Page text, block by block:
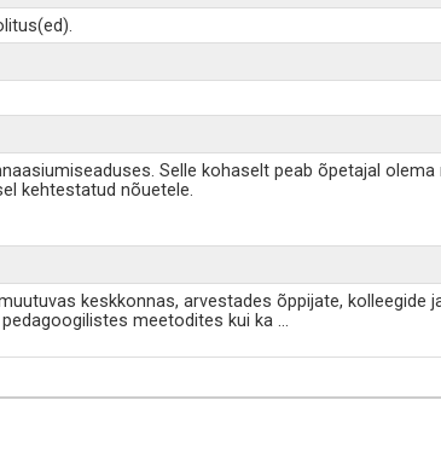
Selle kohaselt peab õpetajal
kehtestatud nõuetele.
keskkonnas, arvestades õppijate, kolleegide
meetodites kui ka ...